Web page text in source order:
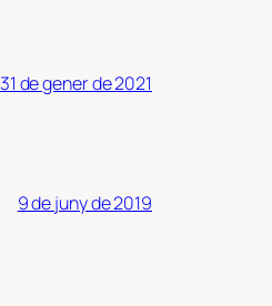
31 de gener de 2021
9 de juny de 2019